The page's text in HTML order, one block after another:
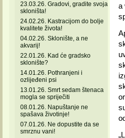
23.03.26. Gradovi, gradite svoja
skloništa!
24.02.26. Kastracijom do bolje
kvalitete života!
04.02.26. Sklonište, a ne
akvarij!
22.01.26. Kad će gradsko
sklonište?
14.01.26. Pothranjeni i
ozlijeđeni psi
13.01.26. Smrt sedam štenaca
mogla se spriječiti
08.01.26. Napuštanje ne
spašava životinje!
07.01.26. Ne dopustite da se
smrznu vani!
a